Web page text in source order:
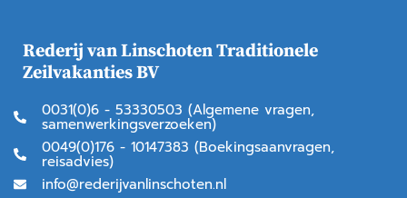
Rederij van Linschoten Traditionele
Zeilvakanties BV
0031(0)6 - 53330503 (Algemene vragen,
samenwerkingsverzoeken)
0049(0)176 - 10147383 (Boekingsaanvragen,
reisadvies)
info@rederijvanlinschoten.nl